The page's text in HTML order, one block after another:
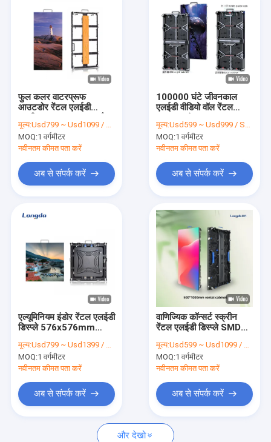
वीडियो
हमारे बारे में
हमसे संपर्क करें
समाचार
फुल कलर वाटरप्रूफ
आउटडोर रेंटल एलईडी
128 X 256 3840hz
मूल्य:Usd799 ~ Usd1099 / Sqm ( price is negotiable )
MOQ:1 वर्गमीटर
नवीनतम कीमत पता करें
अब से संपर्क करें
100000 घंटे जीवनकाल
एलईडी वीडियो वॉल रेंटल
मूल्य:Usd599 ~ Usd999 / Sqm ( Price is negotiable )
MOQ:1 वर्गमीटर
नवीनतम कीमत पता करें
अब से संपर्क करें
एल्यूमिनियम इंडोर रेंटल एलईडी
डिस्प्ले 576x576mm
मूल्य:Usd799 ~ Usd1399 / Sqm ( price is negotiable )
MOQ:1 वर्गमीटर
नवीनतम कीमत पता करें
अब से संपर्क करें
वाणिज्यिक कॉन्सर्ट स्क्रीन
रेंटल एलईडी डिस्प्ले SMD
IP65
मूल्य:Usd599 ~ Usd1099 / Sqm ( price is negotiable )
MOQ:1 वर्गमीटर
नवीनतम कीमत पता करें
अब से संपर्क करें
और देखो